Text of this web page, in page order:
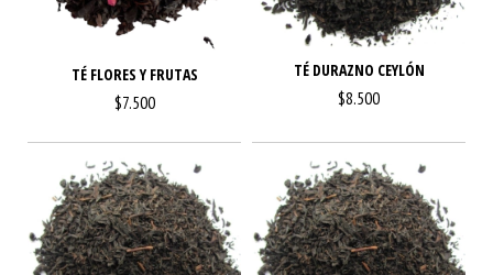
TÉ FLORES Y FRUTAS
$7.500
TÉ DURAZNO CEYLÓN
$8.500